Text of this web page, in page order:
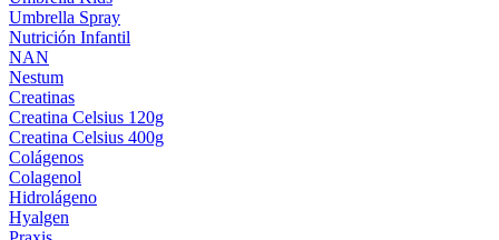
Umbrella Spray
Nutrición Infantil
NAN
Nestum
Creatinas
Creatina Celsius 120g
Creatina Celsius 400g
Colágenos
Colagenol
Hidrolágeno
Hyalgen